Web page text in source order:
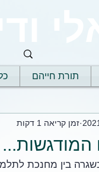
תורת חייהם
המודגשות...
זמן קריאה 1 דקות
בין מחנכת